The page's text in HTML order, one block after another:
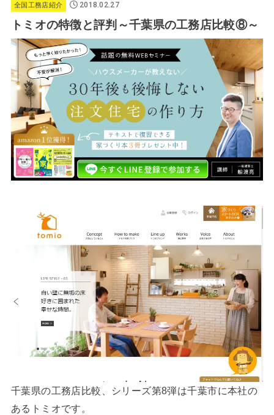
全国工務店紹介 2018.02.27
トミオの特徴と評判～千葉県の工務店比較⑧～
千葉県の工務店比較、シリーズ第8弾は千葉市に本社の
あるトミオです。